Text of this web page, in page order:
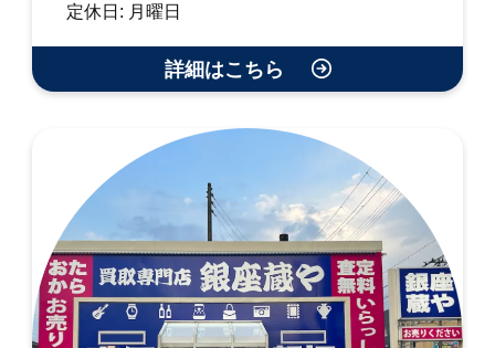
定休日: 月曜日
詳細はこちら